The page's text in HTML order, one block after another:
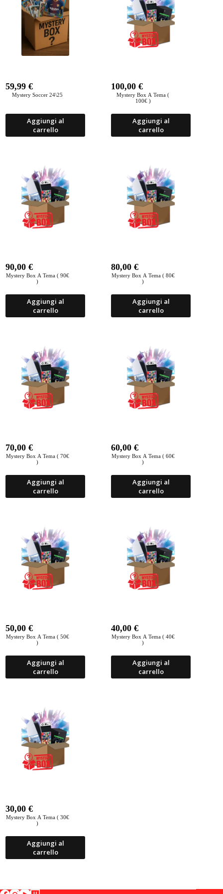
Mystery Soccer 24\25
59,99€
Aggiungi al
carrello
Mystery Box A Tema (
100€ )
100,00€
Aggiungi al
carrello
Mystery Box A Tema ( 90€
)
90,00€
Aggiungi al
carrello
Mystery Box A Tema ( 80€
)
80,00€
Aggiungi al
carrello
Mystery Box A Tema ( 70€
)
70,00€
Aggiungi al
carrello
Mystery Box A Tema ( 60€
)
60,00€
Aggiungi al
carrello
Mystery Box A Tema ( 50€
)
50,00€
Aggiungi al
carrello
Mystery Box A Tema ( 40€
)
40,00€
Aggiungi al
carrello
Mystery Box A Tema ( 30€
)
30,00€
Aggiungi al
carrello